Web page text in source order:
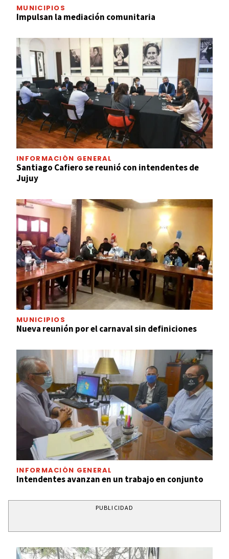
MUNICIPIOS
Impulsan la mediación comunitaria
INFORMACIÓN GENERAL
Santiago Cafiero se reunió con intendentes de
Jujuy
MUNICIPIOS
Nueva reunión por el carnaval sin definiciones
INFORMACIÓN GENERAL
Intendentes avanzan en un trabajo en conjunto
PUBLICIDAD